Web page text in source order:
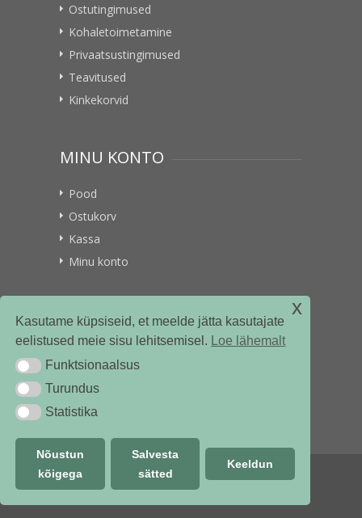
Kasutame küpsiseid, et meelde jätta kasutajate
eelistused meie sisu lehitsemisel. Loe lähemalt
Funktsionaalsus
Funktsionaalsus
TurundusTurundus
StatistikaStatistika
Nõustun
kõigega
Salvesta
sätted
Keeldun
x
Ostutingimused
Kohaletoimetamine
Privaatsustingimused
Teavitused
Kinkekorvid
MINU KONTO
Pood
Ostukorv
Kassa
Minu konto
VITAMIINIKULLER.EE
© vitamiinikuller.ee 2018